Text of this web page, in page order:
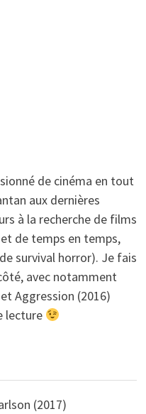
de cinéma en tout
aux dernières
à la recherche de films
de temps en temps,
survival horror). Je fais
avec notamment
Aggression (2016)
lecture
(2017)